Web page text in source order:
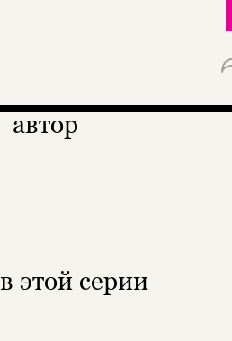
автор
в этой серии